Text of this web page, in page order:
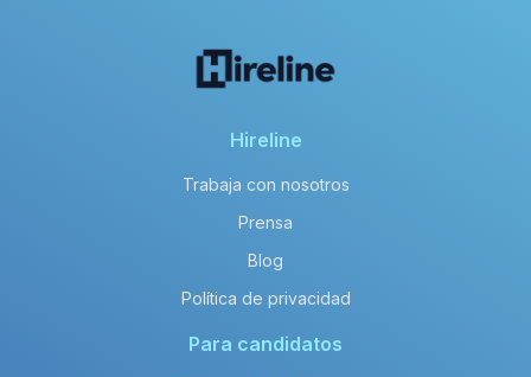
Hireline
Trabaja con nosotros
Prensa
Blog
Política de privacidad
Para candidatos